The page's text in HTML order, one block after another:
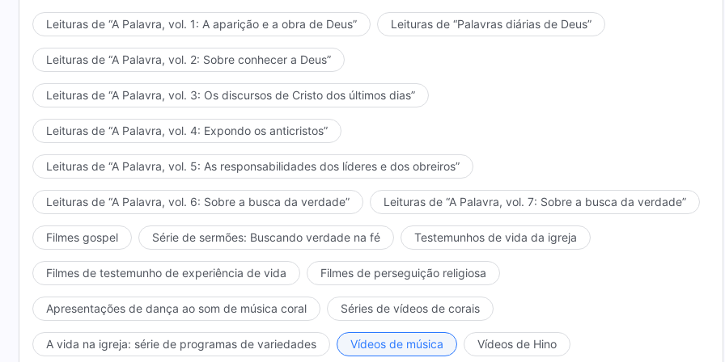
Leituras de “A Palavra, vol. 1: A aparição e a obra de Deus” Leituras de “Palavras diárias de Deus”
Leituras de “A Palavra, vol. 2: Sobre conhecer a Deus”
Leituras de “A Palavra, vol. 3: Os discursos de Cristo dos últimos dias”
Leituras de “A Palavra, vol. 4: Expondo os anticristos”
Leituras de “A Palavra, vol. 5: As responsabilidades dos líderes e dos obreiros”
Leituras de “A Palavra, vol. 6: Sobre a busca da verdade” Leituras de “A Palavra, vol. 7: Sobre a busca da verdade”
Filmes gospel Série de sermões: Buscando verdade na fé Testemunhos de vida da igreja
Filmes de testemunho de experiência de vida Filmes de perseguição religiosa
Apresentações de dança ao som de música coral Séries de vídeos de corais
A vida na igreja: série de programas de variedades Vídeos de música Vídeos de Hino